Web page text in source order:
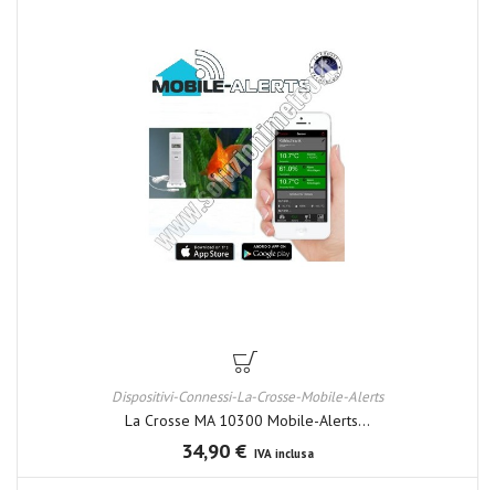
Dispositivi-Connessi-La-Crosse-Mobile-Alerts
La Crosse MA 10300 Mobile-Alerts...
34,90 € IVA inclusa